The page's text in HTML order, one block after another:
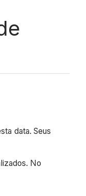
data. Seus
No